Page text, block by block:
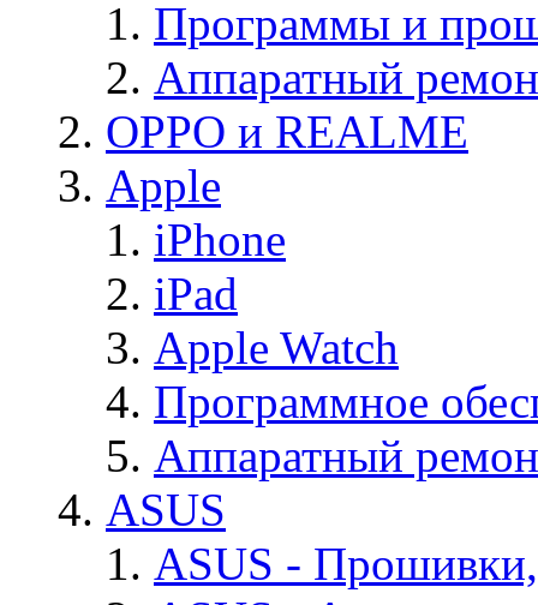
Программы и
Аппаратный
OPPO и REALME
Apple
iPhone
iPad
Apple Watch
Программное
Аппаратный
ASUS
ASUS -